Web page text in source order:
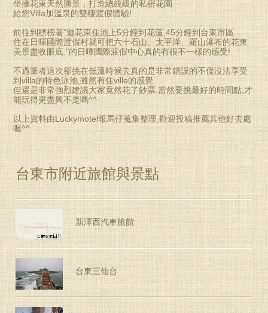
坐擁花東天然勝景，打造總統級的私密花園
給您Villa加溫泉的雙棲渡假體驗!
前往到標榜著"遊花東住池上5分鐘到花蓮,45分鐘到台東市區.
住在日暉國際渡假村就可把六十石山、太平洋、羅山瀑布的花東
美景盡收眼底."的日暉國際渡假中心真的有很不一樣的感受!
不過筆者這次卻挑在低溫時候去真的是非常錯誤的不僅沒法享受
到villa的特色泳池,雖然有住ville的感覺.
但還是非常強烈建議大家竟然花了鈔票.當然要挑最好的時間點,才
能玩得更盡興不是嗎^^
以上資料由Luckymotel報馬仔蒐集整理,歡迎投稿推薦其他好去處
喔^^
台東市附近旅館與景點
新澤西汽車旅館
台東三仙台